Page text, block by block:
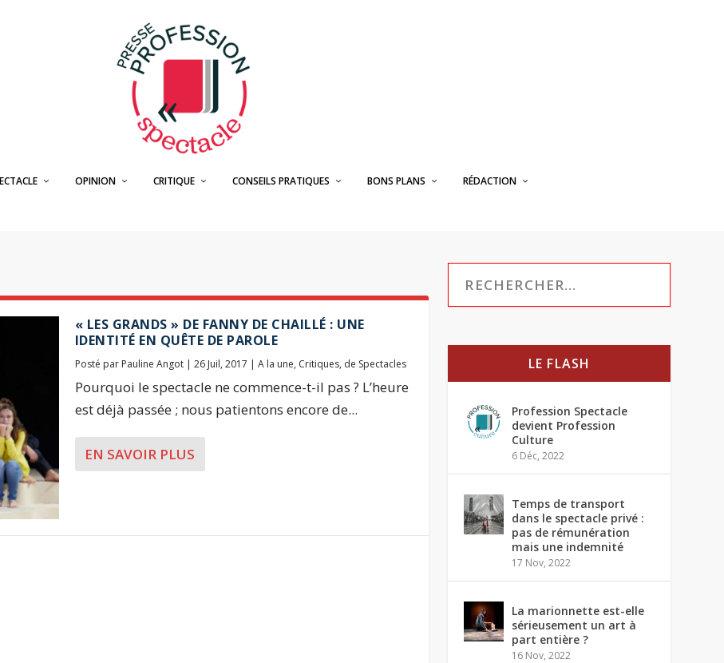
OPINION CRITIQUE CONSEILS PRATIQUES BONS PLANS RÉDACTION
« LES GRANDS » DE FANNY DE CHAILLÉ : UNE
IDENTITÉ EN QUÊTE DE PAROLE
Posté par Pauline Angot| 26 Juil, 2017 | A la une, Critiques, de Spectacles
Pourquoi le spectacle ne commence-t-il pas ? L’heure
est déjà passée ; nous patientons encore de...
EN SAVOIR PLUS
LE FLASH
Profession Spectacle
devient Profession
Culture
6 Déc, 2022
Temps de transport
dans le spectacle privé :
pas de rémunération
mais une indemnité
17 Nov, 2022
La marionnette est-elle
sérieusement un art à
part entière ?
16 Nov, 2022